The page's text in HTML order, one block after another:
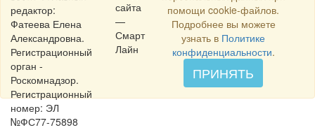
редактор:
Фатеева Елена
Александровна.
Регистрационный
орган -
Роскомнадзор.
Регистрационный
номер: ЭЛ
№ФС77-75898
сайта
—
Смарт
Лайн
помощи cookie-файлов.
Подробнее вы можете
узнать в Политике
конфиденциальности.
ПРИНЯТЬ